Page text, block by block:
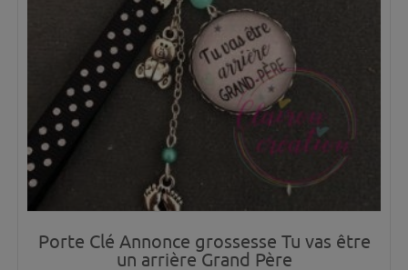
Porte Clé Annonce grossesse Tu vas être
un arrière Grand Père